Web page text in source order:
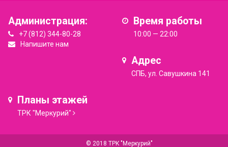
Администрация:
+7 (812) 344-80-28
Напишите нам
Время работы
10:00 — 22:00
Адрес
СПБ, ул. Савушкина 141
Планы этажей
ТРК "Меркурий"
© 2018 ТРК "Меркурий"